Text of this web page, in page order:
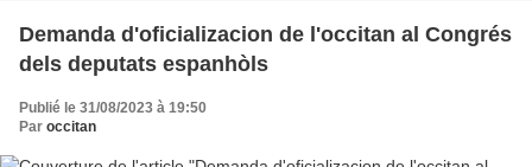
Demanda d'oficializacion de l'occitan al Congrés
dels deputats espanhòls
Publié le 31/08/2023 à 19:50
Par occitan